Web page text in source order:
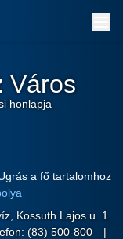
Város
honlapja
a fő tartalomhoz
Kossuth Lajos u. 1.
(83) 500-800